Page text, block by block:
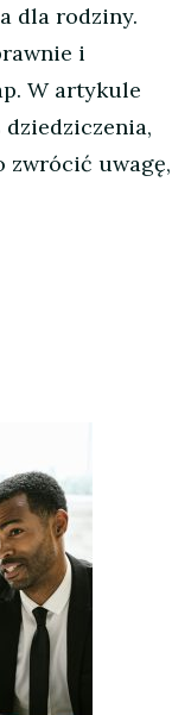
dla rodziny.
i
W artykule
zwrócić uwagę,